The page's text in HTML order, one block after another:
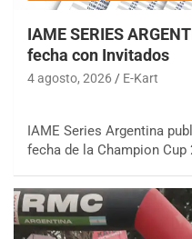
IAME SERIES
fecha con Invitados
4 agosto, 2026 E-Kart
IAME Series Argentina
fecha de la Champion Cup